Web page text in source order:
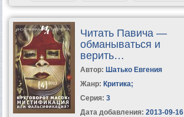
Читать Павича —
обманываться и
верить…
Автор: Шатько Евгения
Жанр: Критика;
Серия: 3
Дата добавления: 2013-09-16